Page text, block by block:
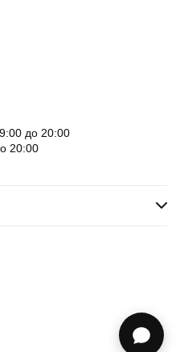
до 20:00
20:00